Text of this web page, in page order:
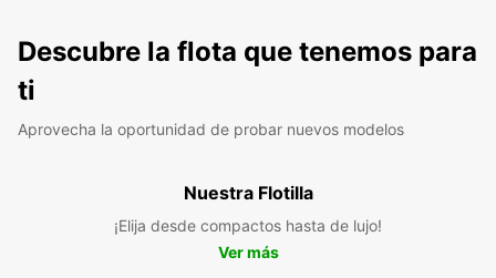
Descubre la flota que tenemos para
ti
Aprovecha la oportunidad de probar nuevos modelos
Nuestra Flotilla
¡Elija desde compactos hasta de lujo!
Ver más